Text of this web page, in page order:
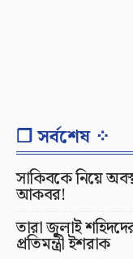
❐ সর্বশেষ ⁘
সাকিবকে নিয়ে
আকবর!
তারা জুলাই
প্রতিমন্ত্রী ইশরাক